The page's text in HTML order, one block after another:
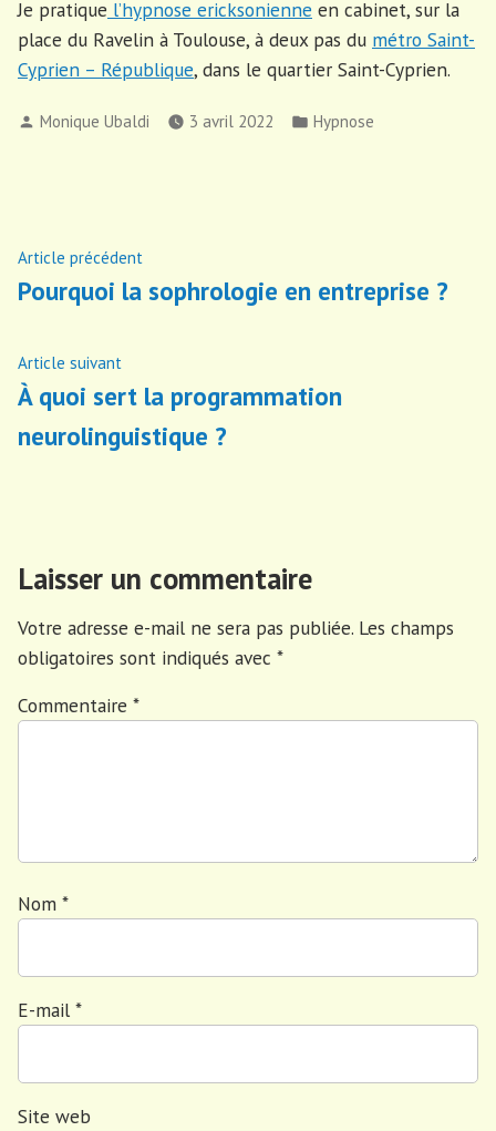
Je pratique l’hypnose ericksonienne en cabinet, sur la
place du Ravelin à Toulouse, à deux pas du métro Saint-
Cyprien – République, dans le quartier Saint-Cyprien.
Publié
Monique Ubaldi 3 avril 2022
Publié
Hypnose
Navigation
de
l’article
Article précédent
précédent :
Pourquoi la sophrologie en entreprise ?
Article suivant
suivant
À quoi sert la programmation
neurolinguistique ?
Laisser un commentaire
Votre adresse e-mail ne sera pas publiée. Les champs
obligatoires sont indiqués avec *
Commentaire *
Nom *
E-mail *
Site web